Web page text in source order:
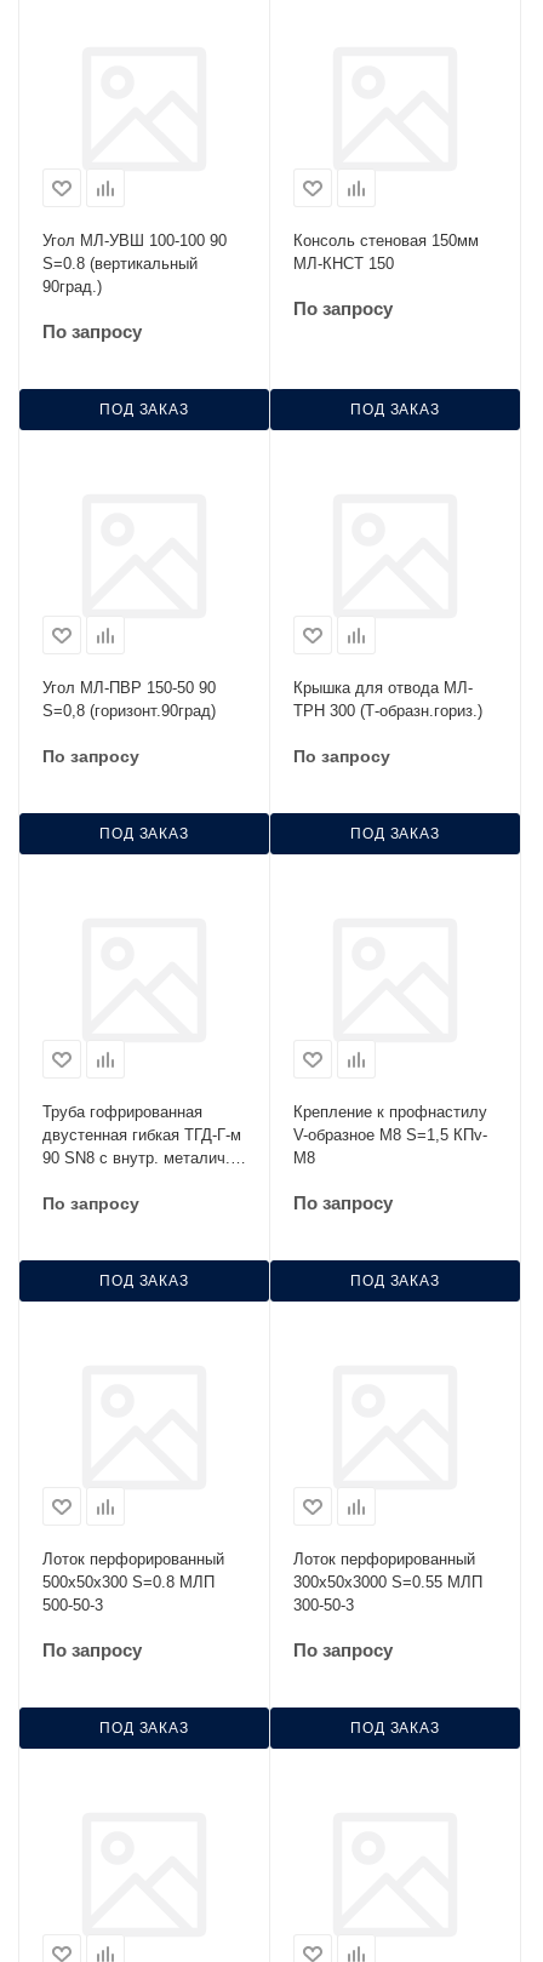
Угол МЛ-УВШ 100-100 90
S=0.8 (вертикальный
90град.)
По запросу
ПОД ЗАКАЗ
Консоль стеновая 150мм
МЛ-КНСТ 150
По запросу
ПОД ЗАКАЗ
Угол МЛ-ПВР 150-50 90
S=0,8 (горизонт.90град)
По запросу
ПОД ЗАКАЗ
Крышка для отвода МЛ-
ТРН 300 (Т-образн.гориз.)
По запросу
ПОД ЗАКАЗ
Труба гофрированная
двустенная гибкая ТГД-Г-м
90 SN8 с внутр. металич.
По запросу
ПОД ЗАКАЗ
Крепление к профнастилу
V-образное М8 S=1,5 КПv-
М8
По запросу
ПОД ЗАКАЗ
Лоток перфорированный
500х50х300 S=0.8 МЛП
500-50-3
По запросу
ПОД ЗАКАЗ
Лоток перфорированный
300х50х3000 S=0.55 МЛП
300-50-3
По запросу
ПОД ЗАКАЗ